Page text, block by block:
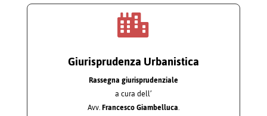

Giurisprudenza Urbanistica
Rassegna giurisprudenziale
a cura dell’
Avv.Francesco Giambelluca.